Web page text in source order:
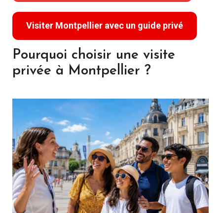
Visiter Montpellier avec un guide privé
Pourquoi choisir une visite
privée à Montpellier ?